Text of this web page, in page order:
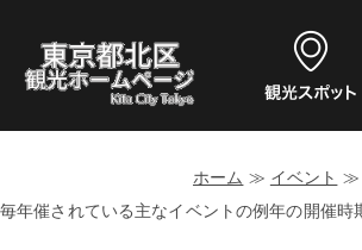
ホーム ≫ イベント ≫
毎年催されている主なイベントの例年の開催